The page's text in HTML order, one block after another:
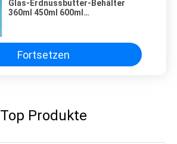
Glas-Erdnussbutter-Behälter
360ml 450ml 600ml
Fortsetzen
Top Produkte